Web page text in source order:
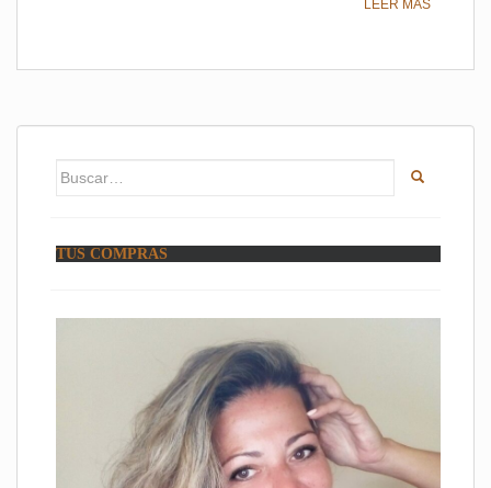
LEER MÁS
Buscar:
TUS COMPRAS